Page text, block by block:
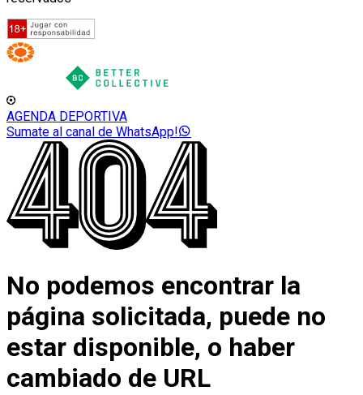
AGENDA DEPORTIVA
Sumate al canal de WhatsApp!
No podemos encontrar la
página solicitada, puede no
estar disponible, o haber
cambiado de URL